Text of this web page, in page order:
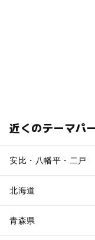
近くのテーマパ
安比・八幡平・二戸
北海道
青森県